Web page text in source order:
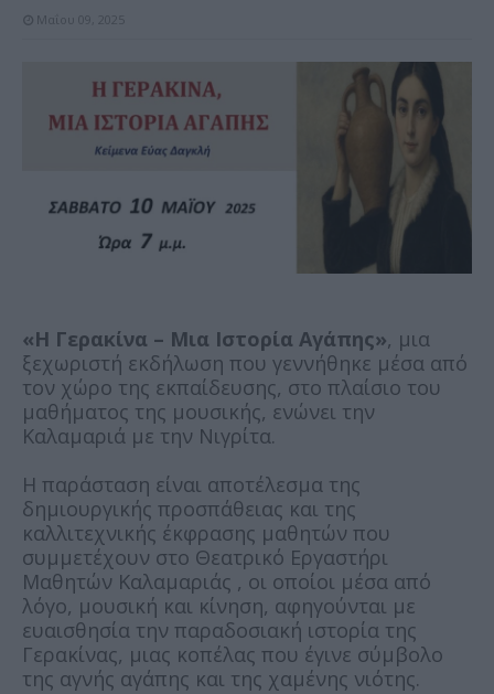
Μαΐου 09, 2025
«Η Γερακίνα – Μια Ιστορία Αγάπης», μια
ξεχωριστή εκδήλωση που γεννήθηκε μέσα από
τον χώρο της εκπαίδευσης, στο πλαίσιο του
μαθήματος της μουσικής, ενώνει την
Καλαμαριά με την Νιγρίτα.
Η παράσταση είναι αποτέλεσμα της
δημιουργικής προσπάθειας και της
καλλιτεχνικής έκφρασης μαθητών που
συμμετέχουν στο Θεατρικό Εργαστήρι
Μαθητών Καλαμαριάς , οι οποίοι μέσα από
λόγο, μουσική και κίνηση, αφηγούνται με
ευαισθησία την παραδοσιακή ιστορία της
Γερακίνας, μιας κοπέλας που έγινε σύμβολο
της αγνής αγάπης και της χαμένης νιότης.